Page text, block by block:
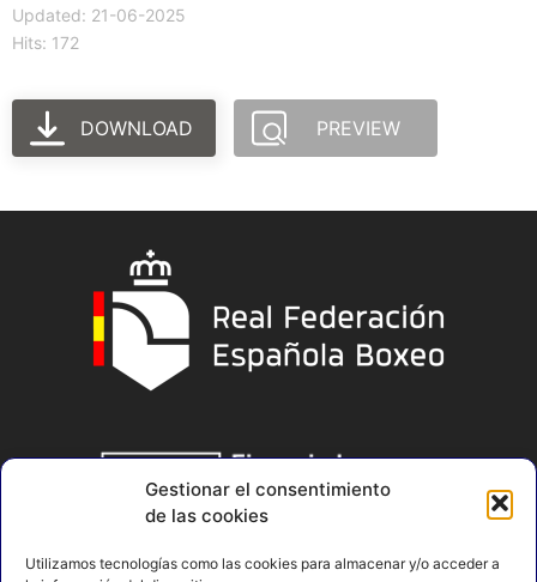
Gestionar el consentimiento
de las cookies
Utilizamos tecnologías como las cookies para almacenar y/o acceder a
Updated: 21-06-2025
Hits: 172
DOWNLOAD PREVIEW